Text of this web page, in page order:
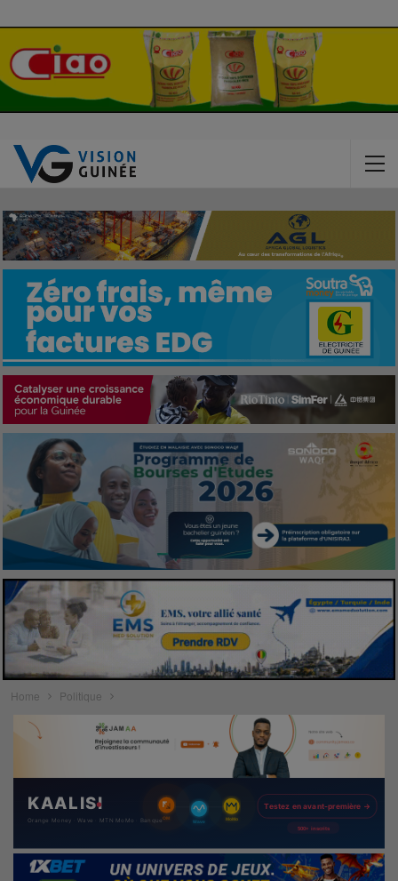
Home Politique